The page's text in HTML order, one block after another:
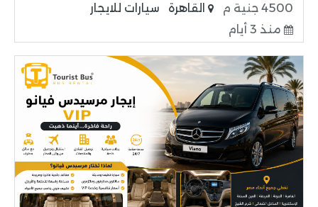
4500 جنية م القاهرة
سيارات للايجار
منذ 3 أيام